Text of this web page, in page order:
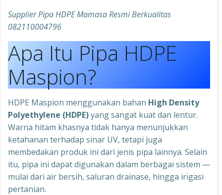
Supplier Pipa HDPE Mamasa Resmi Berkualitas
082110004796
Apa Itu Pipa HDPE
Maspion?
HDPE Maspion menggunakan bahan High Density
Polyethylene (HDPE)yang sangat kuat dan lentur.
Warna hitam khasnya tidak hanya menunjukkan
ketahanan terhadap sinar UV, tetapi juga
membedakan produk ini dari jenis pipa lainnya. Selain
itu, pipa ini dapat digunakan dalam berbagai sistem —
mulai dari air bersih, saluran drainase, hingga irigasi
pertanian.